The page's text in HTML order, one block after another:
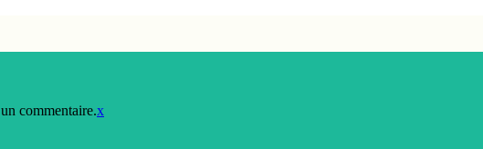
commentaire.x